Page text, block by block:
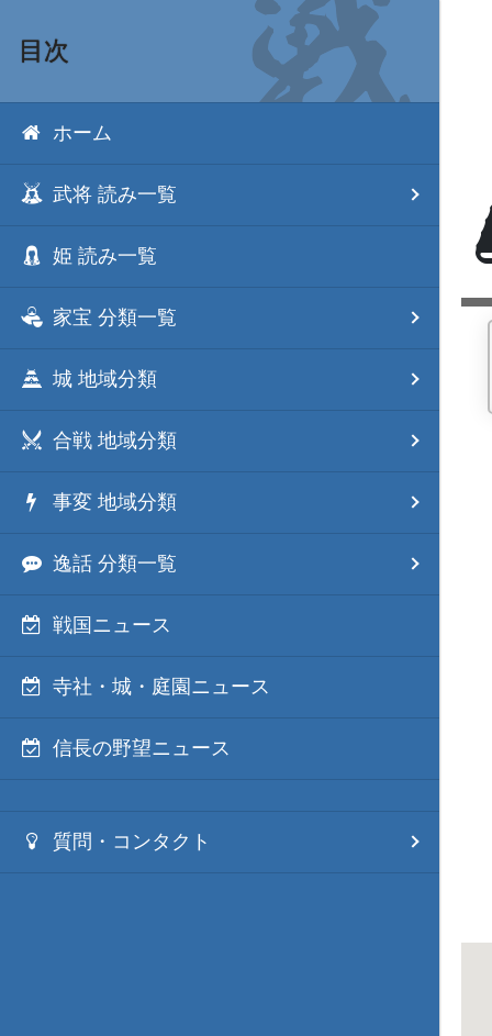
目次
ホーム
武将 読み一覧
姫 読み一覧
家宝 分類一覧
城 地域分類
合戦 地域分類
事変 地域分類
逸話 分類一覧
戦国ニュース
寺社・城・庭園ニュース
信長の野望ニュース
質問・コンタクト